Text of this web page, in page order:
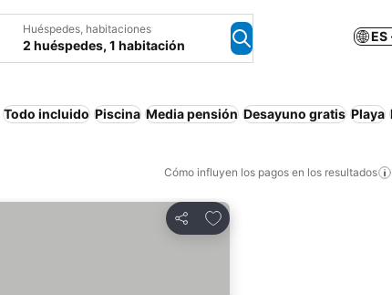
Huéspedes, habitaciones
2 huéspedes, 1 habitación
ES
Todo incluido Piscina Media pensión Desayuno gratis Playa
Cómo influyen los pagos en los resultados
Compartir
Añadir a favoritos